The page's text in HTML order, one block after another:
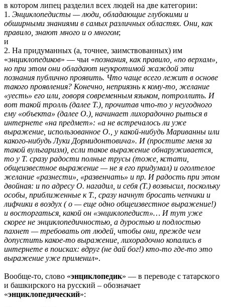
в котором липец разделил всех людей на две категории:
1. Энциклопедисты — люди, обладающие глубокими и
обширными знаниями в самых различных областях. Они, как
правило, знают много и о многом;
и
2. На придуманных (а, точнее, заимствованных) им
«энциклопедиков» — чьи «познания, как правило, «по верхам»,
но при этом они обладают неукротимой жаждой эти
познания публично проявить. Что чаще всего лежит в основе
такого проявления? Конечно, неприязнь к кому-то, желание
«уесть» его или, говоря современным языком, потроллить. И
вот такой тролль (далее Т.), прочитав что-то у неугодного
ему «объекта» (далее О.), начинает лихорадочно рыться в
интернете «на предмет»: «а не встречалось ли уже
выражение, использованное О., у какой-нибудь Мариванны или
какого-нибудь Луки Дормидонтовича». И (простите меня за
такой вульгаризм), если такое выражение обнаруживается,
то у Т. сразу радости полные трусы (тоже, кстати,
общеизвестное выражение — не я его придумал) и оголтелое
желание «разнести», «развенчать» и пр. И радость при этом
двойная: и по адресу О. нагадил, и себя (Т.) возвысил, поскольку
особы, приближенные к Т., сразу начнут бросать чепчики и
лифчики в воздух ( о — еще одно общеизвестное выражение!)
и восторгаться, какой он «энциклопедист»… И тут уже
скорее не энциклопедичностью, а дуростью и подлостью
пахнет — требовать от людей, чтобы они, прежде чем
допустить какое-то выражение, лихорадочно копались в
интернете в поисках: вдруг (не дай бог!) кто-то где-то это
выражение уже применил».
Вообще-то, слово «энциклопедик» — в переводе с татарского
и башкирского на русский – обозначает
«энциклопедический»: